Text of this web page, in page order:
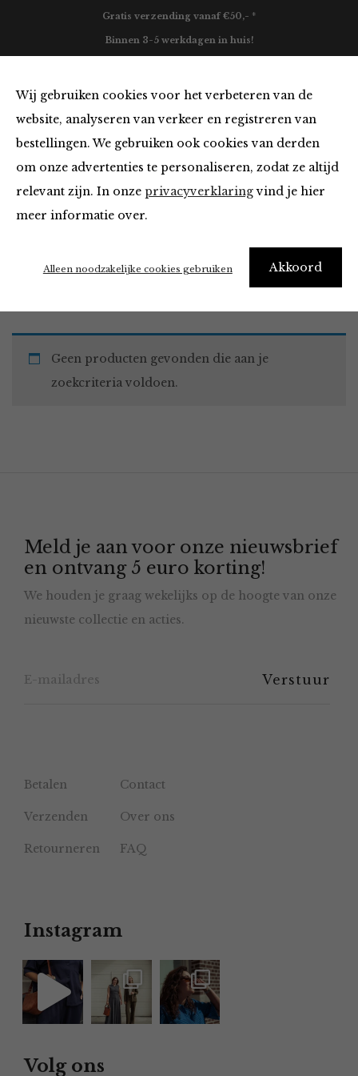
Wij gebruiken cookies voor het verbeteren van de
website, analyseren van verkeer en registreren van
bestellingen. We gebruiken ook cookies van derden
om onze advertenties te personaliseren, zodat ze altijd
relevant zijn. In onze privacyverklaringvind je hier
meer informatie over.
Akkoord
Alleen noodzakelijke cookies gebruiken
Gratis verzending vanaf €50,- *
Binnen 3-5 werkdagen in huis!
Blazers & Jassen van
Home Winkel Kleding Blazers & Jassen
Geen producten gevonden die aan je
zoekcriteria voldoen.
Meld je aan voor onze nieuwsbrief
en ontvang 5 euro korting!
We houden je graag wekelijks op de hoogte van onze
nieuwste collectie en acties.
Betalen Contact
Verzenden Over ons
Retourneren FAQ
Instagram
Volg ons